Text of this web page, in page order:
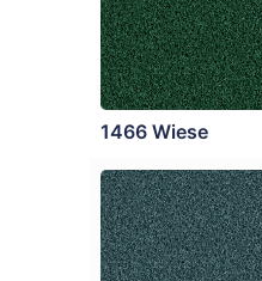
1466 Wiese